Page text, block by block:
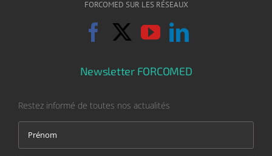
FORCOMED SUR LES RÉSEAUX
Newsletter FORCOMED
Restez informé de toutes nos actualités